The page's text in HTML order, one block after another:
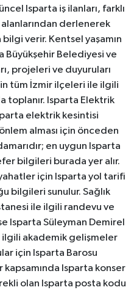
Isparta iş ilanları, farklı
derlenerek
verir. Kentsel yaşamın
Büyükşehir Belediyesi ve
projeleri ve duyuruları
tüm İzmir ilçeleri ile ilgili
toplanır. Isparta Elektrik
elektrik kesintisi
alması için önceden
en uygun Isparta
bilgileri burada yer alır.
için Isparta yol tarifi
bilgileri sunulur. Sağlık
ile ilgili randevu ve
Isparta Süleyman Demirel
akademik gelişmeler
için Isparta Barosu
kapsamında Isparta konser
olan Isparta posta kodu